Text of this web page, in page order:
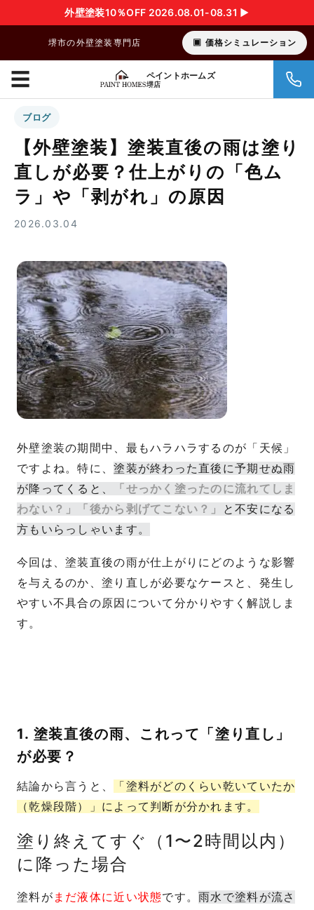
外壁塗装10％OFF 2026.08.01-08.31 ▶︎
堺市の外壁塗装専門店 価格シミュレーション
ペイントホームズ
堺店
☰
ブログ
【外壁塗装】塗装直後の雨は塗り
直しが必要？仕上がりの「色ム
ラ」や「剥がれ」の原因
2026.03.04
外壁塗装の期間中、最もハラハラするのが「天候」
ですよね。特に、塗装が終わった直後に予期せぬ雨
が降ってくると、
「せっかく塗ったのに流れてしま
わない？」「後から剥げてこない？」
と不安になる
方もいらっしゃいます。
今回は、塗装直後の雨が仕上がりにどのような影響
を与えるのか、塗り直しが必要なケースと、発生し
やすい不具合の原因について分かりやすく解説しま
す。
1. 塗装直後の雨、これって「塗り直し」
が必要？
結論から言うと、
「塗料がどのくらい乾いていたか
（乾燥段階）」によって判断が分かれます。
塗り終えてすぐ（1〜2時間以内）
に降った場合
塗料が まだ液体に近い状態です。雨水で塗料が流さ